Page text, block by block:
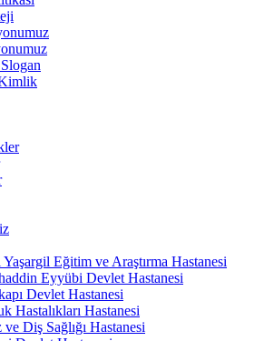
Yaşargil Eğitim ve Araştırma Hastanesi
Eyyübi Devlet Hastanesi
Devlet Hastanesi
Hastalıkları Hastanesi
ve Diş Sağlığı Hastanesi